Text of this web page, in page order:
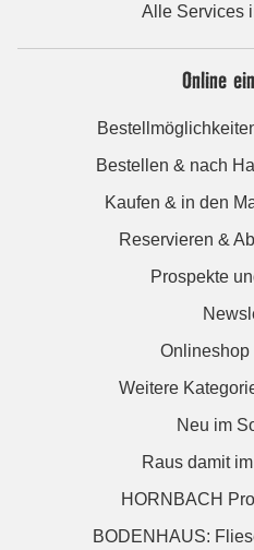
Alle Services
Online
Bestellen & nach
Kaufen & in den
Reservieren &
Prospekte
Onlineshop
Weitere
Neu im
Raus damit
HORNBACH
BODENHAUS: